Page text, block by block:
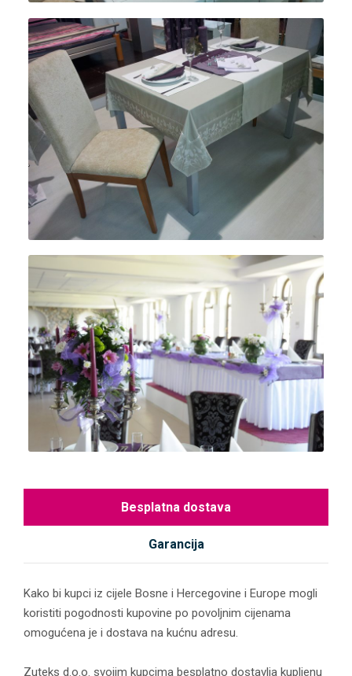
Besplatna dostava
Garancija
Kako bi kupci iz cijele Bosne i Hercegovine i Europe mogli
koristiti pogodnosti kupovine po povoljnim cijenama
omogućena je i dostava na kućnu adresu.
Zuteks d.o.o. svojim kupcima besplatno dostavlja kupljenu